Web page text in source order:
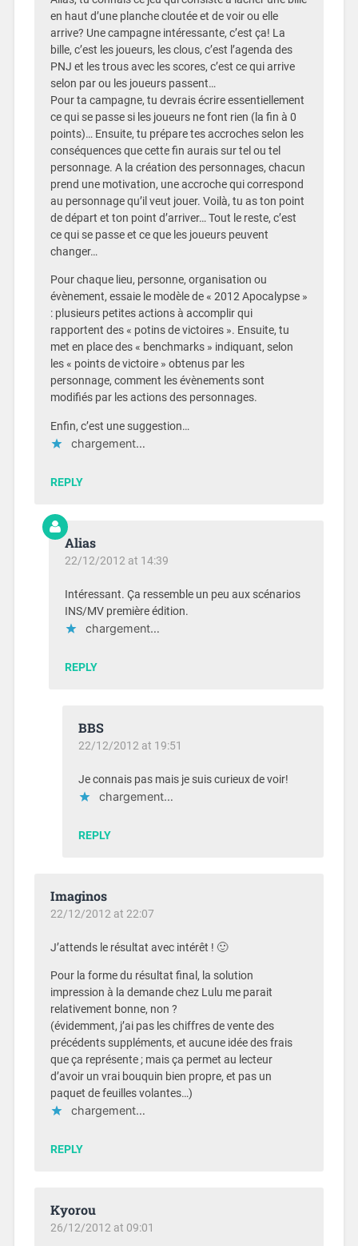
en haut d’une planche cloutée et de voir ou elle
arrive? Une campagne intéressante, c’est ça! La
bille, c’est les joueurs, les clous, c’est l’agenda des
PNJ et les trous avec les scores, c’est ce qui arrive
selon par ou les joueurs passent…
Pour ta campagne, tu devrais écrire essentiellement
ce qui se passe si les joueurs ne font rien (la fin à 0
points)… Ensuite, tu prépare tes accroches selon les
conséquences que cette fin aurais sur tel ou tel
personnage. A la création des personnages, chacun
prend une motivation, une accroche qui correspond
au personnage qu’il veut jouer. Voilà, tu as ton point
de départ et ton point d’arriver… Tout le reste, c’est
ce qui se passe et ce que les joueurs peuvent
changer…
Pour chaque lieu, personne, organisation ou
évènement, essaie le modèle de « 2012 Apocalypse »
: plusieurs petites actions à accomplir qui
rapportent des « potins de victoires ». Ensuite, tu
met en place des « benchmarks » indiquant, selon
les « points de victoire » obtenus par les
personnage, comment les évènements sont
modifiés par les actions des personnages.
Enfin, c’est une suggestion…
chargement…
REPLY
Alias
22/12/2012 at 14:39
Intéressant. Ça ressemble un peu aux scénarios
INS/MV première édition.
chargement…
REPLY
BBS
22/12/2012 at 19:51
Je connais pas mais je suis curieux de voir!
chargement…
REPLY
Imaginos
22/12/2012 at 22:07
J’attends le résultat avec intérêt ! 🙂
Pour la forme du résultat final, la solution
impression à la demande chez Lulu me parait
relativement bonne, non ?
(évidemment, j’ai pas les chiffres de vente des
précédents suppléments, et aucune idée des frais
que ça représente ; mais ça permet au lecteur
d’avoir un vrai bouquin bien propre, et pas un
paquet de feuilles volantes…)
chargement…
REPLY
Kyorou
26/12/2012 at 09:01